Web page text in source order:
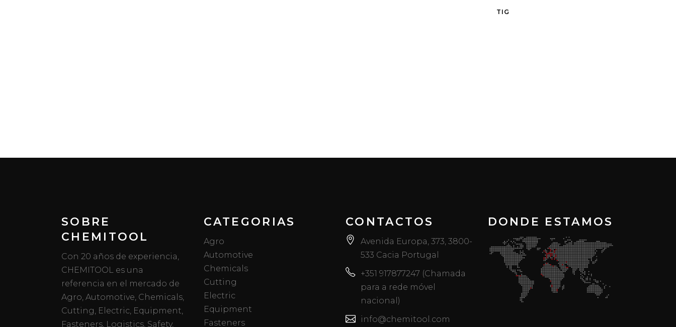
TIG
SOBRE
CHEMITOOL
Con 20 años de experiencia,
CHEMITOOL es una
referencia en el mercado de
Agro, Automotive, Chemicals,
Cutting, Electric, Equipment,
Fasteners, Logistics, Safety,
CATEGORIAS
Agro
Automotive
Chemicals
Cutting
Electric
Equipment
Fasteners
CONTACTOS
Avenida Europa, 373, 3800-
533 Cacia Portugal
+351 917877247 (Chamada
para a rede móvel
nacional)
info@chemitool.com
DONDE ESTAMOS